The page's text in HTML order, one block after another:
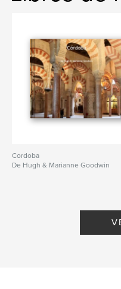
Cordoba
De Hugh & Marianne Goodwin